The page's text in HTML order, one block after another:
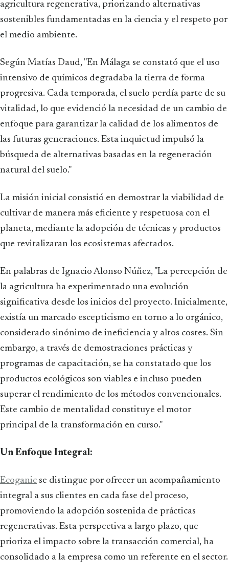
agricultura regenerativa, priorizando alternativas
sostenibles fundamentadas en la ciencia y el respeto por
el medio ambiente.
Según Matías Daud, "En Málaga se constató que el uso
intensivo de químicos degradaba la tierra de forma
progresiva. Cada temporada, el suelo perdía parte de su
vitalidad, lo que evidenció la necesidad de un cambio de
enfoque para garantizar la calidad de los alimentos de
las futuras generaciones. Esta inquietud impulsó la
búsqueda de alternativas basadas en la regeneración
natural del suelo."
La misión inicial consistió en demostrar la viabilidad de
cultivar de manera más eficiente y respetuosa con el
planeta, mediante la adopción de técnicas y productos
que revitalizaran los ecosistemas afectados.
En palabras de Ignacio Alonso Núñez, "La percepción de
la agricultura ha experimentado una evolución
significativa desde los inicios del proyecto. Inicialmente,
existía un marcado escepticismo en torno a lo orgánico,
considerado sinónimo de ineficiencia y altos costes. Sin
embargo, a través de demostraciones prácticas y
programas de capacitación, se ha constatado que los
productos ecológicos son viables e incluso pueden
superar el rendimiento de los métodos convencionales.
Este cambio de mentalidad constituye el motor
principal de la transformación en curso."
Un Enfoque Integral:
Ecoganic se distingue por ofrecer un acompañamiento
integral a sus clientes en cada fase del proceso,
promoviendo la adopción sostenida de prácticas
regenerativas. Esta perspectiva a largo plazo, que
prioriza el impacto sobre la transacción comercial, ha
consolidado a la empresa como un referente en el sector.